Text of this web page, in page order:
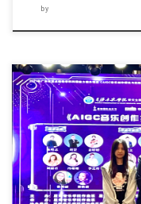
by
香港珠海學院新聞及傳 […]